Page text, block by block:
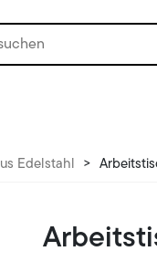
Edelstahl >